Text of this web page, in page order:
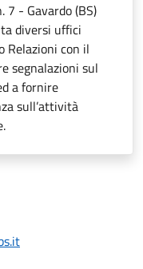
7 - Gavardo (BS)
diversi uffici
Relazioni con il
segnalazioni sul
a fornire
sull’attività